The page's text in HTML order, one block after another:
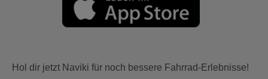
Hol dir jetzt Naviki für noch bessere Fahrrad-Erlebnisse!